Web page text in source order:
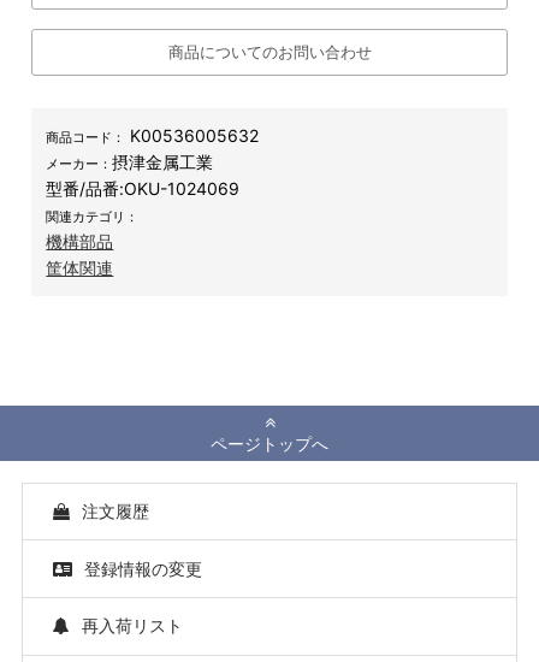
商品についてのお問い合わせ
商品コード： K00536005632
メーカー：摂津金属工業
型番/品番:OKU-1024069
関連カテゴリ：
機構部品
筐体関連
ページトップへ
注文履歴
登録情報の変更
再入荷リスト